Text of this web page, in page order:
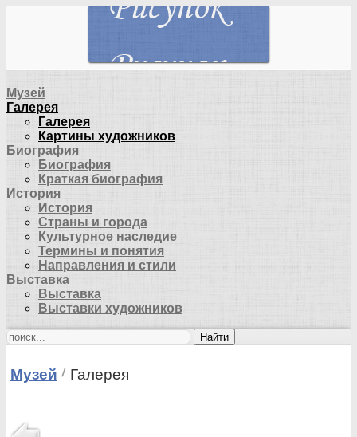
Музей
Галерея
Галерея
Картины художников
Биография
Биография
Краткая биография
История
История
Страны и города
Культурное наследие
Термины и понятия
Направления и стили
Выставка
Выставка
Выставки художников
Найти
Музей Галерея